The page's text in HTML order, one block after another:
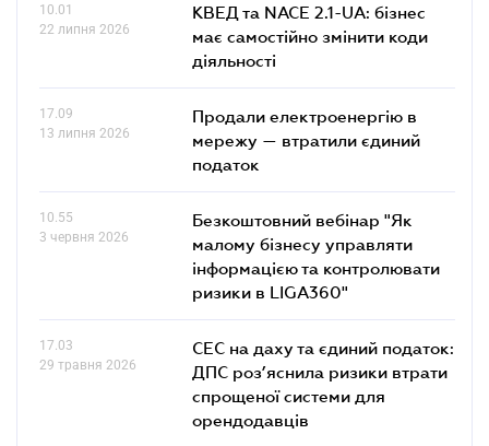
10.01
22 липня 2026
КВЕД та NACE 2.1-UA: бізнес
має самостійно змінити коди
діяльності
17.09
13 липня 2026
Продали електроенергію в
мережу — втратили єдиний
податок
10.55
3 червня 2026
Безкоштовний вебінар "Як
малому бізнесу управляти
інформацією та контролювати
ризики в LIGA360"
17.03
29 травня 2026
СЕС на даху та єдиний податок:
ДПС роз’яснила ризики втрати
спрощеної системи для
орендодавців